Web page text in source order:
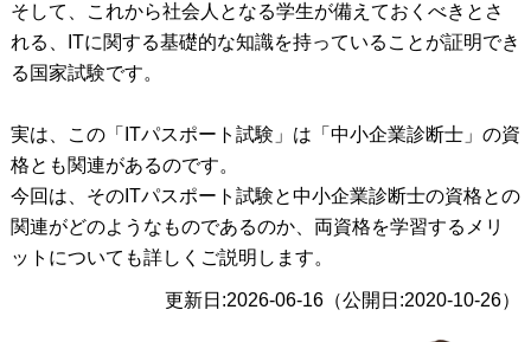
そして、これから社会人となる学生が備えておくべきとさ
れる、ITに関する基礎的な知識を持っていることが証明でき
る国家試験です。
実は、この「ITパスポート試験」は「中小企業診断士」の資
格とも関連があるのです。
今回は、そのITパスポート試験と中小企業診断士の資格との
関連がどのようなものであるのか、両資格を学習するメリ
ットについても詳しくご説明します。
更新日:2026-06-16（公開日:2020-10-26）